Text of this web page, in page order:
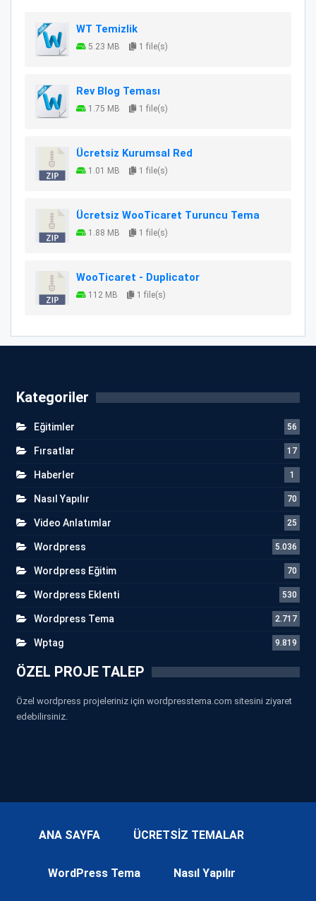
WT Temizlik
5.23 MB 1 file(s)
Rev Blog Teması
1.75 MB 1 file(s)
Ücretsiz Kurumsal Red
1.01 MB 1 file(s)
Ücretsiz WooTicaret Turuncu Tema
1.88 MB 1 file(s)
WooTicaret - Duplicator
112 MB 1 file(s)
Kategoriler
Eğitimler 56
Fırsatlar 17
Haberler 1
Nasıl Yapılır 70
Video Anlatımlar 25
Wordpress 5.036
Wordpress Eğitim 70
Wordpress Eklenti 530
Wordpress Tema 2.717
Wptag 9.819
ÖZEL PROJE TALEP
Özel wordpress projeleriniz için wordpresstema.com sitesini ziyaret
edebilirsiniz.
ANA SAYFA ÜCRETSİZ TEMALAR
WordPress Tema Nasıl Yapılır